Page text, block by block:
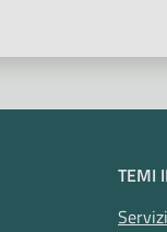
TEMI